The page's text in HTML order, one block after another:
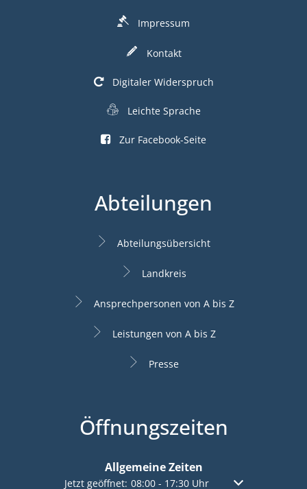
Impressum
Kontakt
Digitaler Widerspruch
Leichte Sprache
Zur Facebook-Seite
Abteilungen
Abteilungsübersicht
Landkreis
Ansprechpersonen von A bis Z
Leistungen von A bis Z
Presse
Öffnungszeiten
Allgemeine Zeiten
Klicken, um weitere Öffnungs- oder Schließzeiten
Jetzt geöffnet: 08:00- 17:30Uhr Von 08:00 bis